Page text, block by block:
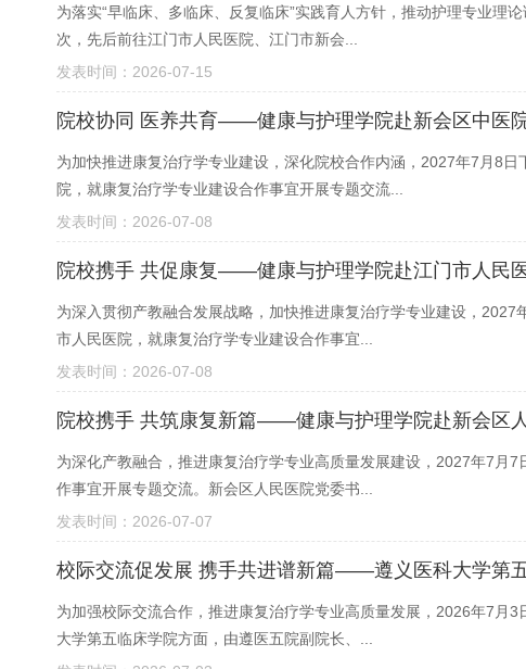
为落实“早临床、多临床、反复临床”实践育人方针，推动护理专业
次，先后前往江门市人民医院、江门市新会...
发表时间：2026-07-15
院校协同 医养共育——健康与护理学院赴新会区中医
为加快推进康复治疗学专业建设，深化院校合作内涵，2027年7月8
院，就康复治疗学专业建设合作事宜开展专题交流...
发表时间：2026-07-08
院校携手 共促康复——健康与护理学院赴江门市人民
为深入贯彻产教融合发展战略，加快推进康复治疗学专业建设，
市人民医院，就康复治疗学专业建设合作事宜...
发表时间：2026-07-08
院校携手 共筑康复新篇——健康与护理学院赴新会区
为深化产教融合，推进康复治疗学专业高质量发展建设，2027年7月
作事宜开展专题交流。新会区人民医院党委书...
发表时间：2026-07-07
校际交流促发展 携手共进谱新篇——遵义医科大学第
为加强校际交流合作，推进康复治疗学专业高质量发展，2026年7月
大学第五临床学院方面，由遵医五院副院长、...